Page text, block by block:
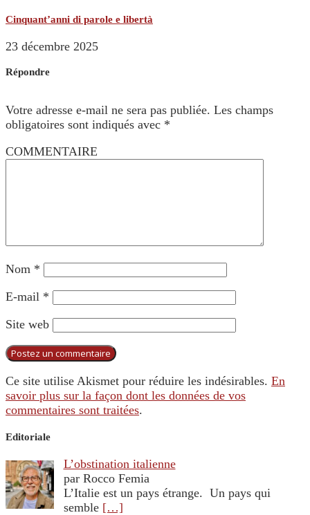
Cinquant’anni di parole e libertà
23 décembre 2025
Répondre
Votre adresse e-mail ne sera pas publiée. Les champs
obligatoires sont indiqués avec *
COMMENTAIRE
Nom *
E-mail *
Site web
Ce site utilise Akismet pour réduire les indésirables. En
savoir plus sur la façon dont les données de vos
commentaires sont traitées.
Editoriale
L’obstination italienne
par Rocco Femia
L’Italie est un pays étrange. Un pays qui
semble […]